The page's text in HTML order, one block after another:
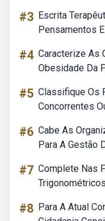
#3 Escrita
Pensamentos
#4 Caracterize As
Obesidade Da
#5 Classifique Os
Concorrentes
#6 Cabe As
Para A Gestão
#7 Complete Nas
#8 Para A Atual